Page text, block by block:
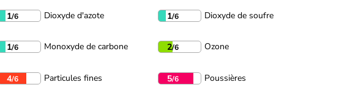
1/6 Dioxyde d'azote 1/6 Dioxyde de soufre
1/6 Monoxyde de carbone 2/6 Ozone
4/6 Particules fines 5/6 Poussières